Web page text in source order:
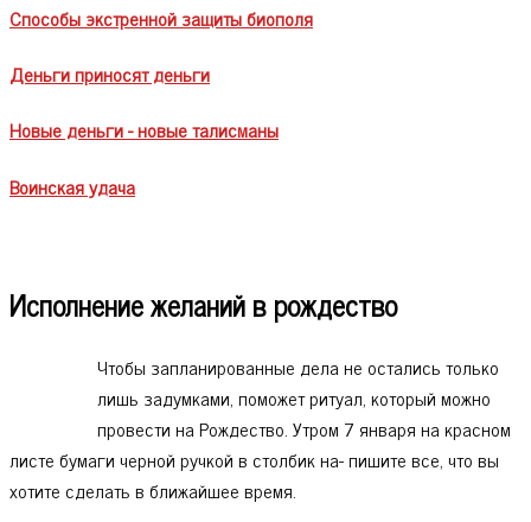
Способы экстренной защиты биополя
Деньги приносят деньги
Новые деньги - новые талисманы
Воинская удача
Исполнение желаний в рождество
Чтобы запланированные дела не остались только
лишь задумками, поможет ритуал, который можно
провести на Рождество. Утром 7 января на красном
листе бумаги черной ручкой в столбик на- пишите все, что вы
хотите сделать в ближайшее время.